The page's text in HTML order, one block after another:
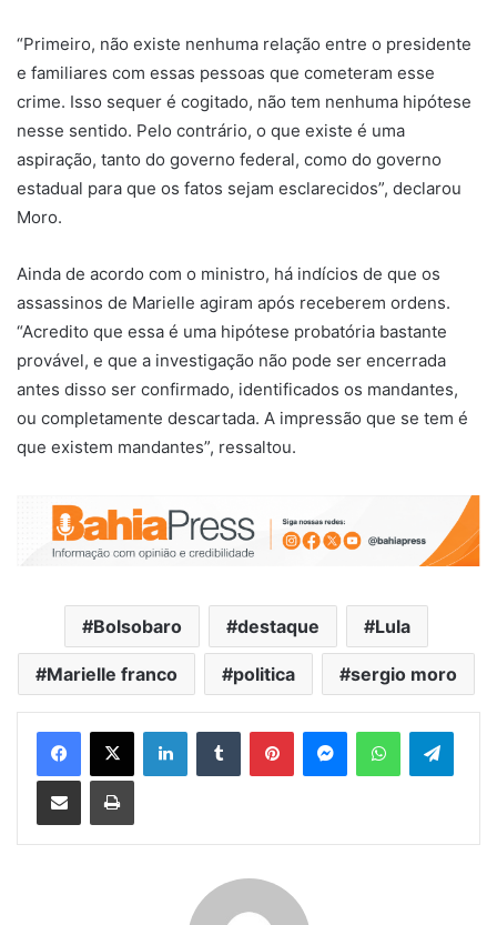
“Primeiro, não existe nenhuma relação entre o presidente
e familiares com essas pessoas que cometeram esse
crime. Isso sequer é cogitado, não tem nenhuma hipótese
nesse sentido. Pelo contrário, o que existe é uma
aspiração, tanto do governo federal, como do governo
estadual para que os fatos sejam esclarecidos”, declarou
Moro.
Ainda de acordo com o ministro, há indícios de que os
assassinos de Marielle agiram após receberem ordens.
“Acredito que essa é uma hipótese probatória bastante
provável, e que a investigação não pode ser encerrada
antes disso ser confirmado, identificados os mandantes,
ou completamente descartada. A impressão que se tem é
que existem mandantes”, ressaltou.
Bolsobaro destaque Lula
Marielle franco politica sergio moro